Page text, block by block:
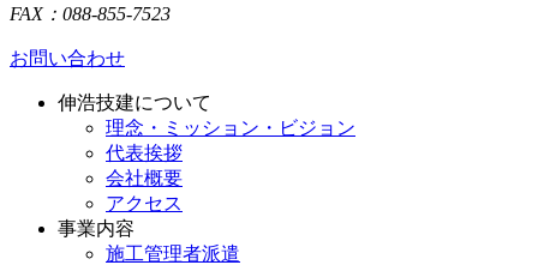
FAX：088-855-7523
お問い合わせ
伸浩技建について
理念・ミッション・ビジョン
代表挨拶
会社概要
アクセス
事業内容
施工管理者派遣